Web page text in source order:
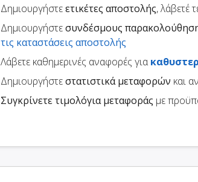
Δημιουργήστεετικέτες αποστολής, λάβετέ
Δημιουργήστεσυνδέσμους
τις καταστάσεις αποστολής
Λάβετε καθημερινές αναφορές για
Δημιουργήστεστατιστικά μεταφορών και
Συγκρίνετε τιμολόγια μεταφοράς με